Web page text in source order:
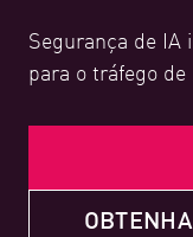
Segurança de
para o tráfego